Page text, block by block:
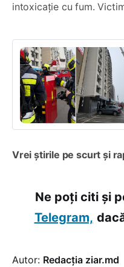
intoxicație cu fum.
Vrei știrile pe scurt și
Ne poți citi și
Telegram,
Autor: Redacția ziar.md